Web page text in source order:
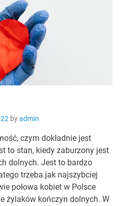
byadmin
czym dokładnie jest
to stan, kiedy zaburzony jest
dolnych. Jest to bardzo
trzeba jak najszybciej
połowa kobiet w Polsce
żylaków kończyn dolnych. W